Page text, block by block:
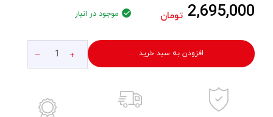
2,695,000 تومان موجود در انبار
افزودن به سبد خرید